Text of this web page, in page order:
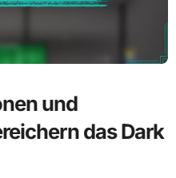
und
das Dark